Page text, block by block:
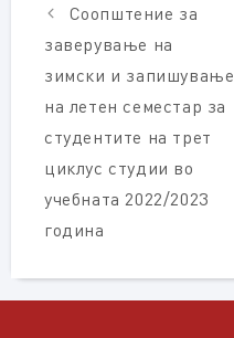
Соопштение за
заверување на
зимски и запишување
на летен семестар за
студентите на трет
циклус студии во
учебната 2022/2023
година